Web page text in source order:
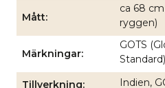
Mått
ca 68
ryggen)
Märkningar
GOTS
Standard)
Tillverkning Indien,